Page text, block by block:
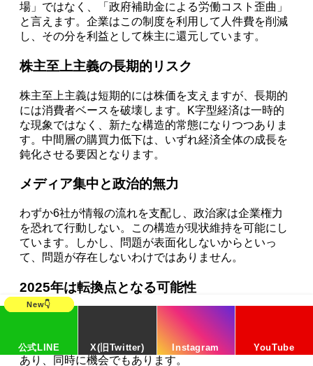
場」ではなく、「政府補助金による労働コスト歪曲」
と言えます。企業はこの制度を利用して人件費を削減
し、その分を利益として株主に還元しています。
株主至上主義の長期的リスク
株主至上主義は短期的には株価を支えますが、長期的
には消費者ベースを破壊します。K字型経済は一時的
な現象ではなく、新たな構造的常態になりつつありま
す。中間層の購買力低下は、いずれ経済全体の成長を
鈍化させる要因となります。
メディア集中と政治的無力
わずか6社が情報の流れを支配し、政治家は企業権力
を恐れて行動しない。この構造が現状維持を可能にし
ています。しかし、問題が表面化しないからといっ
て、問題が存在しないわけではありません。
2025年は転換点となる可能性
変更の可能性は、投資家にとって重要なリスク要因で
あり、同時に機会でもあります。
公式LINE X(旧Twitter) Instagram YouTube